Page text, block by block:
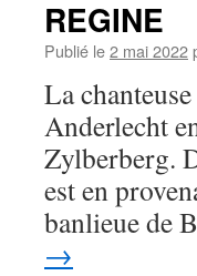
REGINE
Publié le2 mai 2022
La
Anderlecht
Zylberberg.
est en
banlieue de
→